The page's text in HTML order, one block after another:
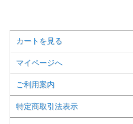
カートを見る
マイページへ
ご利用案内
特定商取引法表示